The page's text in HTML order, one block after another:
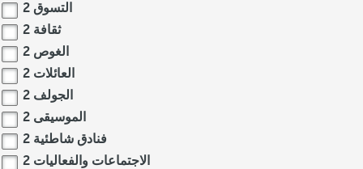
التسوق 2
ثقافة 2
الغوص 2
العائلات 2
الجولف 2
الموسيقى 2
فنادق شاطئية 2
الاجتماعات والفعاليات 2